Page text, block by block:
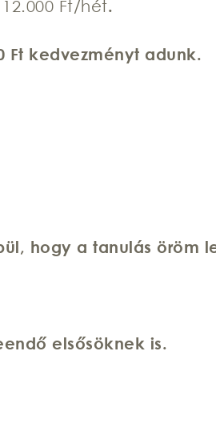
Ft/hét.
Ft kedvezményt adunk.
hogy a tanulás öröm
elsősöknek is.